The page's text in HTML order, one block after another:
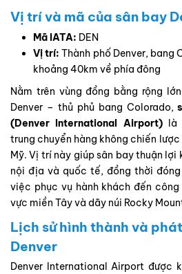
Vị trí và mã của sân bay
Mã IATA: DEN
Vị trí: Thành phố Denver, bang
khoảng 40km về phía đông
Nằm trên vùng đồng bằng rộng
Denver – thủ phủ bang Colorado,
(Denver International Airport)là
trung chuyển hàng không chiến lược
Mỹ. Vị trí này giúp sân bay thuận
nội địa và quốc tế, đồng thời
việc phục vụ hành khách đến
vực miền Tây và dãy núi Rocky
Lịch sử hình thành và
Denver
Denver International Airport được